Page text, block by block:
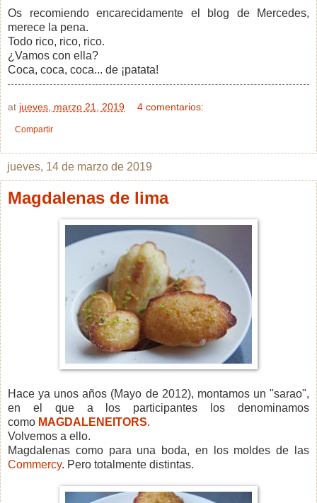
Os recomiendo encarecidamente el blog de Mercedes,
merece la pena.
Todo rico, rico, rico.
¿Vamos con ella?
Coca, coca, coca... de ¡patata!
at jueves, marzo 21, 2019 4 comentarios:
Compartir
jueves, 14 de marzo de 2019
Magdalenas de lima
Hace ya unos años (Mayo de 2012), montamos un "sarao",
en el que a los participantes los denominamos
como MAGDALENEITORS.
Volvemos a ello.
Magdalenas como para una boda, en los moldes de las
Commercy. Pero totalmente distintas.